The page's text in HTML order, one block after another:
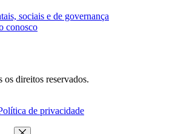
sociais e de governança
conosco
direitos reservados.
de privacidade